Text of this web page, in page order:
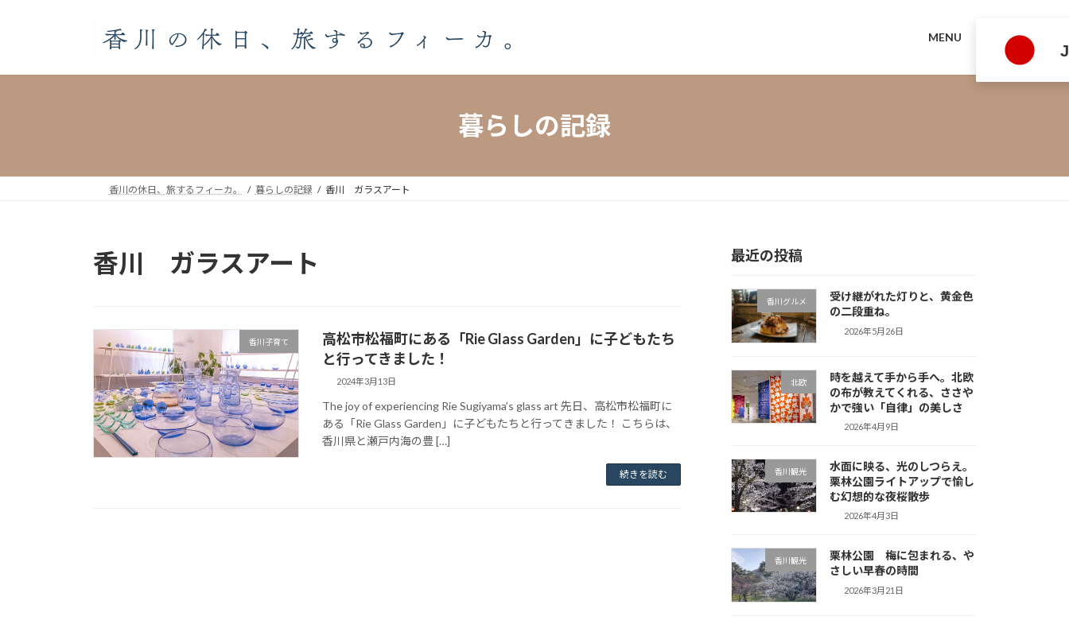
プ
動
MENU
暮らしの記録
香川の休日、旅するフィーカ。 暮らしの記録 香川 ガラスアート
香川 ガラスアート
香川子育て
高松市松福町にある「Rie Glass Garden」に子どもたち
と行ってきました！
2024年3月13日
The joy of experiencing Rie Sugiyama’s glass art 先日、高松市松福町に
ある「Rie Glass Garden」に子どもたちと行ってきました！ こちらは、
香川県と瀬戸内海の豊 […]
続きを読む
最近の投稿
香川グルメ
受け継がれた灯りと、黄金色
の二段重ね。
2026年5月26日
北欧
時を越えて手から手へ。北欧
の布が教えてくれる、ささや
かで強い「自律」の美しさ
2026年4月9日
香川観光
水面に映る、光のしつらえ。
栗林公園ライトアップで愉し
む幻想的な夜桜散歩
2026年4月3日
香川観光
栗林公園 梅に包まれる、や
さしい早春の時間
2026年3月21日